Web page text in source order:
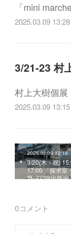
「mini
2025.03.09 13:28
村上大樹個
2025.03.09 13:15
2025.03.09 12:16
3/20(木・祝)
17:00 「探求室
野研究室出張編
0コメント